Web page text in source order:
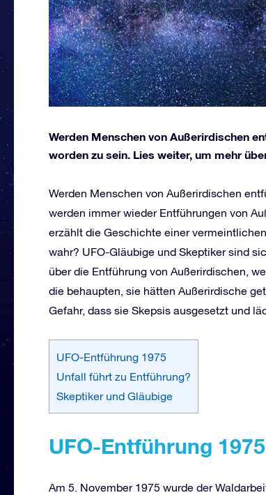
Werden Menschen von Außerirdischen
worden zu sein. Lies weiter, um mehr
Werden Menschen von Außerirdischen
werden immer wieder Entführungen von
erzählt die Geschichte einer
wahr? UFO-Gläubige und Skeptiker sind
über die Entführung von Außerirdischen,
die behaupten, sie hätten Außerirdische
Gefahr, dass sie Skepsis ausgesetzt und
UFO-Entführung 1975
Unfall führt zu Entführung?
Skeptiker und Gläubige
UFO-Entführung 1975
Am 5. November 1975 wurde der